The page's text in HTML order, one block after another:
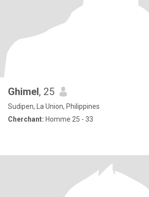
Ghimel, 25
Sudipen, La Union, Philippines
Cherchant: Homme 25 - 33